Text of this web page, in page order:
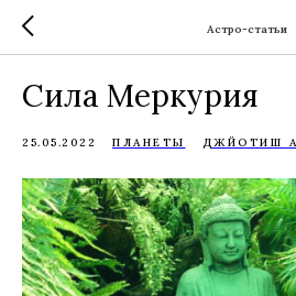
Астро-статьи
Сила Меркурия
25.05.2022 ПЛАНЕТЫ ДЖЙОТИШ